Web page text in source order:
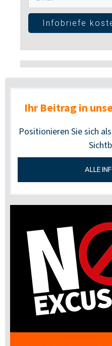
Infobriefe
Ihr Beitrag in
Positionieren Sie sich
ALLE